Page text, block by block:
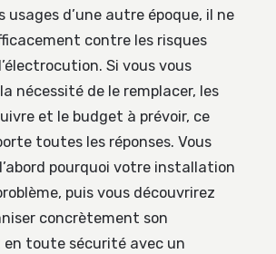
usages d’une autre époque, il ne
contre les risques
Si vous vous
nécessité de le remplacer, les
et le budget à prévoir, ce
toutes les réponses. Vous
pourquoi votre installation
puis vous découvrirez
concrètement son
en toute sécurité avec un